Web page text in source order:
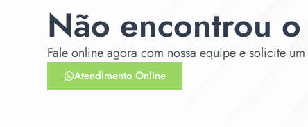
Não encontrou
Fale online agora com nossa equipe e solicite
Atendimento Online